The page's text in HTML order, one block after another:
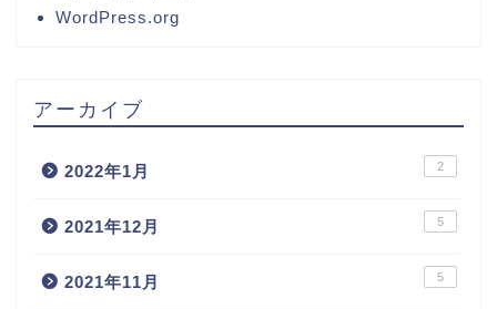
WordPress.org
アーカイブ
2022年1月 2
2021年12月 5
2021年11月 5